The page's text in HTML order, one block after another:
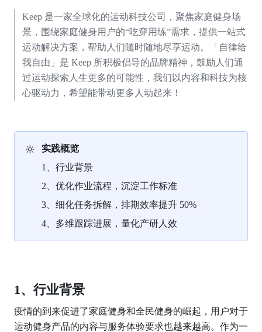
Keep 是一家全球化的运动科技公司，聚焦家庭健身场
景，围绕家庭健身用户的“吃穿用练”需求，提供一站式
运动解决方案，帮助人们随时随地尽享运动。「自律给
我自由」是 Keep 所积极倡导的品牌精神，鼓励人们通
过运动探索人生更多的可能性，我们以内容和科技为核
心驱动力，希望能带动更多人动起来！
🔆
实践概览
1、行业背景
2、优化作业流程，沉淀工作标准
3、细化任务拆解，排期效率提升 50%
4、多维跟踪进展，量化产研人效
1、行业背景
疫情的到来促进了家庭健身和全民健身的崛起，用户对于
运动健身产品的内容与服务体验要求也越来越高。作为一